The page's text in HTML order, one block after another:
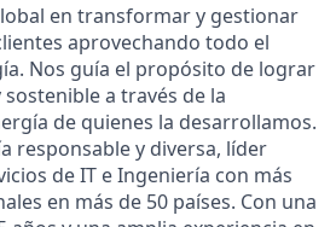
en transformar y gestionar
aprovechando todo el
Nos guía el propósito de lograr
a través de la
de quienes la desarrollamos.
responsable y diversa, líder
de IT e Ingeniería con más
en más de 50 países. Con una